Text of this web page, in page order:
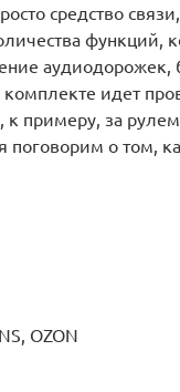
средство
функций,
аудиодорожек,
идет
примеру, за
поговорим о том,
OZON